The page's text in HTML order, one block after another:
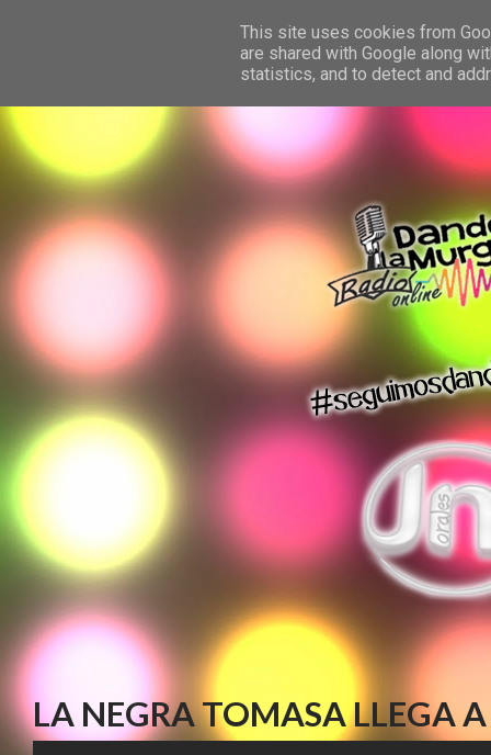
LA NEGRA TOMASA LLEGA
This site uses cookies from
are shared with Google along
statistics, and to detect and